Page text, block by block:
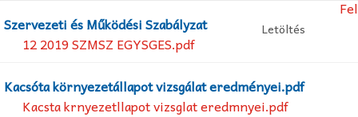
Szervezeti és Működési Szabályzat
12 2019 SZMSZ EGYSGES.pdf
Letöltés
Kacsóta környezetállapot vizsgálat eredményei.pdf
Kacsta krnyezetllapot vizsglat eredmnyei.pdf